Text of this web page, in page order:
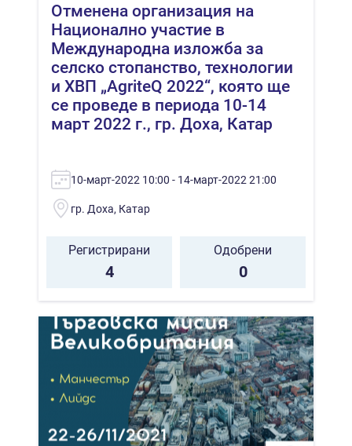
Отменена организация на
Национално участие в
Международна изложба за
селско стопанство, технологии
и ХВП „AgriteQ 2022“, която ще
се проведе в периода 10-14
март 2022 г., гр. Доха, Катар
10-март-2022 10:00 - 14-март-2022 21:00
гр. Доха, Катар
Регистрирани
4
Одобрени
0